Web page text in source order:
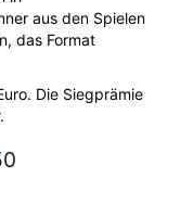
aus den Spielen
das Format
Die Siegprämie